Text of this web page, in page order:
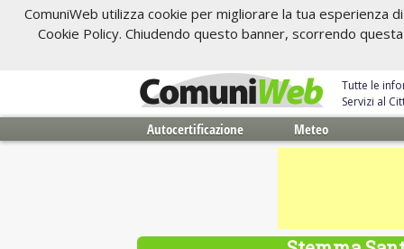
ComuniWeb utilizza cookie per migliorare la tua
Cookie Policy. Chiudendo questo banner, scorrendo
Tutte le
Servizi al
Autocertificazione Meteo